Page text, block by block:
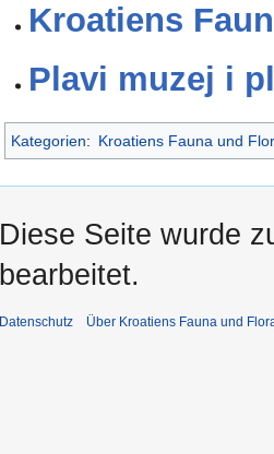
Kroatiens
Plavi muzej i
Kategorien: Kroatiens Fauna und
Diese Seite wurde
bearbeitet.
Datenschutz Über Kroatiens Fauna und